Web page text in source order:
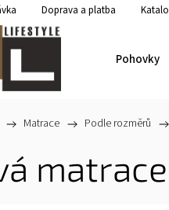
Doprava a platba
Pohovky
/ Matrace / Podle rozměrů /